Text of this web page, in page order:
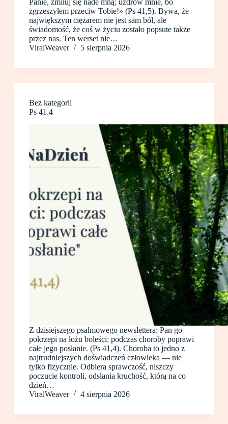
Panie, zmiłuj się nade mną; uzdrów mnie, bo
zgrzeszyłem przeciw Tobie!» (Ps 41,5). Bywa, że
największym ciężarem nie jest sam ból, ale
świadomość, że coś w życiu zostało popsute także
przez nas. Ten werset nie…
ViralWeaver
5 sierpnia 2026
Bez kategorii
Ps 41.4
Z dzisiejszego psalmowego newslettera: Pan go
pokrzepi na łożu boleści: podczas choroby poprawi
całe jego posłanie. (Ps 41,4). Choroba to jedno z
najtrudniejszych doświadczeń człowieka — nie
tylko fizycznie. Odbiera sprawczość, niszczy
poczucie kontroli, odsłania kruchość, którą na co
dzień…
ViralWeaver
4 sierpnia 2026